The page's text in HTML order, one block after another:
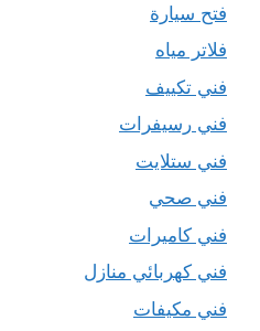
فتح سيارة
فلاتر مياه
فني تكييف
فني رسيفرات
فني ستلايت
فني صحي
فني كاميرات
فني كهربائي منازل
فني مكيفات